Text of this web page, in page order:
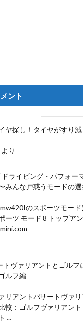
ント
ヤ探し！タイヤがすり
より
ライビング・パフォー
みんな戸惑うモードの選
のスポーツモード
ーツ モード 8 トップア
トヴァリアントとゴルフ
ルフ編
リアントパサートヴァリ
較：ゴルフヴァリアン
...